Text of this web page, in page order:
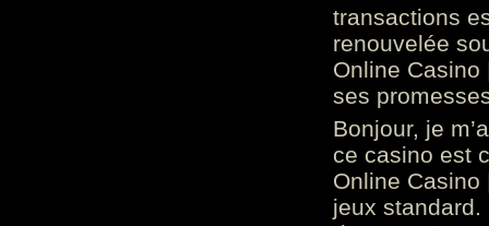
transactions
renouvelée
Online
ses
Bonjour, je
ce casino est
Online
jeux standard.